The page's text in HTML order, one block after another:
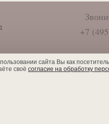
+7
сайта Вы как
своё согласие на обработку